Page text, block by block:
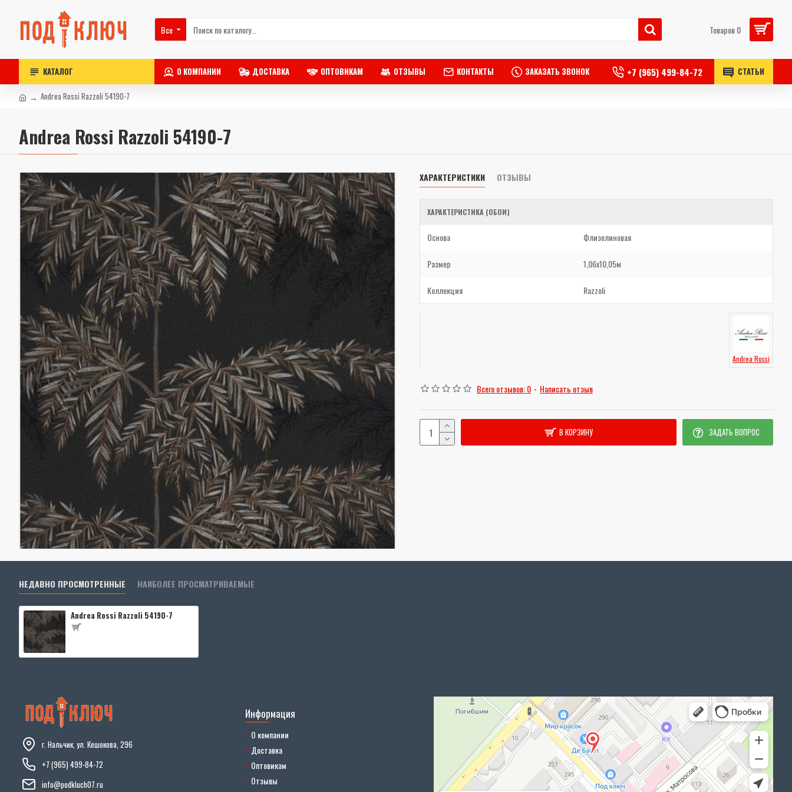
Все Товаров 0
КАТАЛОГ О КОМПАНИИ ДОСТАВКА ОПТОВИКАМ ОТЗЫВЫ КОНТАКТЫ ЗАКАЗАТЬ ЗВОНОК +7 (965) 499-84-72 СТАТЬИ
Andrea Rossi Razzoli 54190-7
Andrea Rossi Razzoli 54190-7
ХАРАКТЕРИСТИКИ ОТЗЫВЫ
ХАРАКТЕРИСТИКА (ОБОИ)
Основа Флизелиновая
Размер 1,06x10,05м
Коллекция Razzoli
Andrea Rossi
Всего отзывов: 0 - Написать отзыв
В КОРЗИНУ ЗАДАТЬ ВОПРОС
НЕДАВНО ПРОСМОТРЕННЫЕ НАИБОЛЕЕ ПРОСМАТРИВАЕМЫЕ
Andrea Rossi Razzoli 54190-7
г. Нальчик, ул. Кешокова, 296
+7 (965) 499-84-72
info@podkluch07.ru
Информация
О компании
Доставка
Оптовикам
Отзывы